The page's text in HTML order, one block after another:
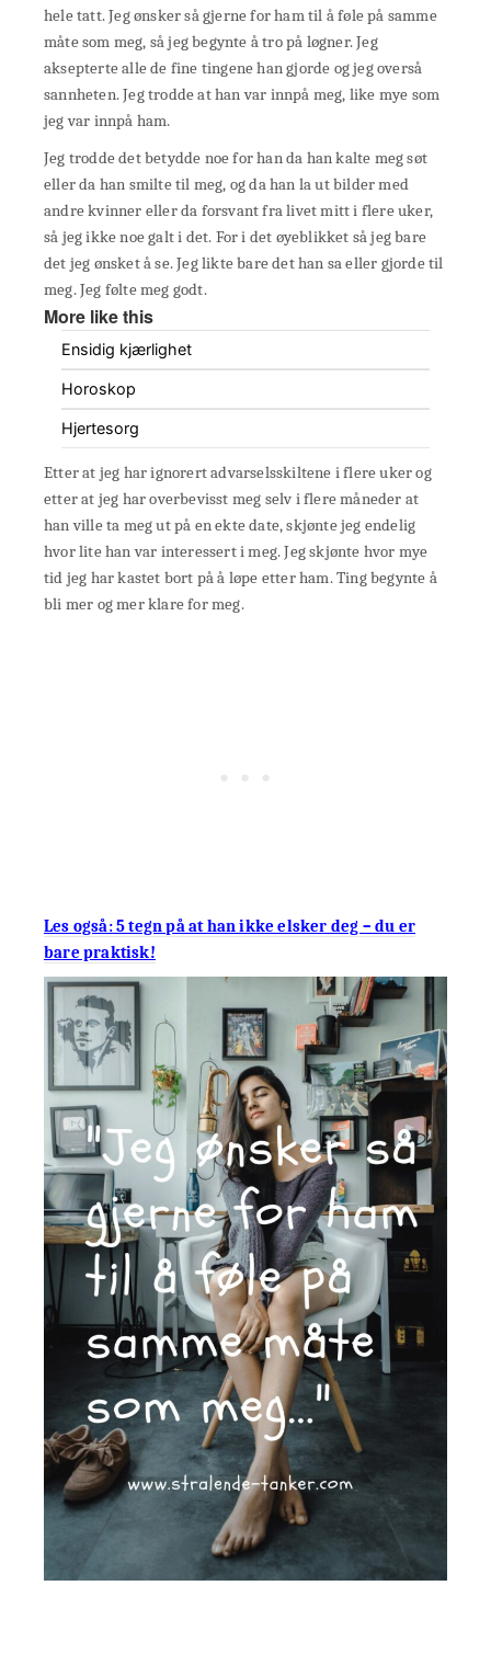
hele tatt. Jeg ønsker så gjerne for ham til å føle på samme
måte som meg, så jeg begynte å tro på løgner. Jeg
aksepterte alle de fine tingene han gjorde og jeg overså
sannheten. Jeg trodde at han var innpå meg, like mye som
jeg var innpå ham.
Jeg trodde det betydde noe for han da han kalte meg søt
eller da han smilte til meg, og da han la ut bilder med
andre kvinner eller da forsvant fra livet mitt i flere uker,
så jeg ikke noe galt i det. For i det øyeblikket så jeg bare
det jeg ønsket å se. Jeg likte bare det han sa eller gjorde til
meg. Jeg følte meg godt.
More like this
Ensidig kjærlighet
Horoskop
Hjertesorg
Etter at jeg har ignorert advarselsskiltene i flere uker og
etter at jeg har overbevisst meg selv i flere måneder at
han ville ta meg ut på en ekte date, skjønte jeg endelig
hvor lite han var interessert i meg. Jeg skjønte hvor mye
tid jeg har kastet bort på å løpe etter ham. Ting begynte å
bli mer og mer klare for meg.
Les også: 5 tegn på at han ikke elsker deg – du er
bare praktisk!